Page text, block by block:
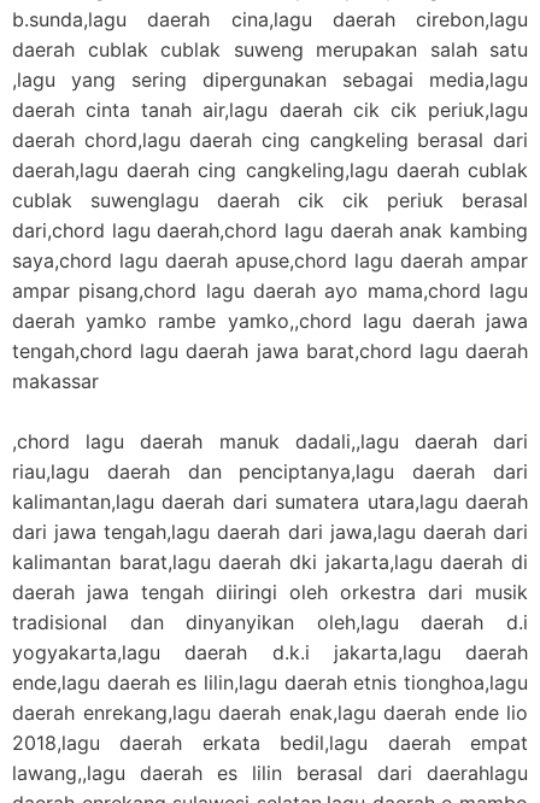
b.sunda,lagu daerah cina,lagu daerah cirebon,lagu
daerah cublak cublak suweng merupakan salah satu
,lagu yang sering dipergunakan sebagai media,lagu
daerah cinta tanah air,lagu daerah cik cik periuk,lagu
daerah chord,lagu daerah cing cangkeling berasal dari
daerah,lagu daerah cing cangkeling,lagu daerah cublak
cublak suwenglagu daerah cik cik periuk berasal
dari,chord lagu daerah,chord lagu daerah anak kambing
saya,chord lagu daerah apuse,chord lagu daerah ampar
ampar pisang,chord lagu daerah ayo mama,chord lagu
daerah yamko rambe yamko,,chord lagu daerah jawa
tengah,chord lagu daerah jawa barat,chord lagu daerah
makassar
,chord lagu daerah manuk dadali,,lagu daerah dari
riau,lagu daerah dan penciptanya,lagu daerah dari
kalimantan,lagu daerah dari sumatera utara,lagu daerah
dari jawa tengah,lagu daerah dari jawa,lagu daerah dari
kalimantan barat,lagu daerah dki jakarta,lagu daerah di
daerah jawa tengah diiringi oleh orkestra dari musik
tradisional dan dinyanyikan oleh,lagu daerah d.i
yogyakarta,lagu daerah d.k.i jakarta,lagu daerah
ende,lagu daerah es lilin,lagu daerah etnis tionghoa,lagu
daerah enrekang,lagu daerah enak,lagu daerah ende lio
2018,lagu daerah erkata bedil,lagu daerah empat
lawang,,lagu daerah es lilin berasal dari daerahlagu